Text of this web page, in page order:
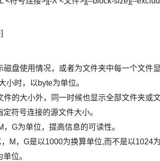
盘使用情况，或者为文件夹中每一个文件
小时，以byte为单位。
的大小外，同一时候也显示全部文件夹或文
符号连接的源文件大小。
G为单位，提高信息的可读性。
M，G是以1000为换算单位,而不是以1024为
位。